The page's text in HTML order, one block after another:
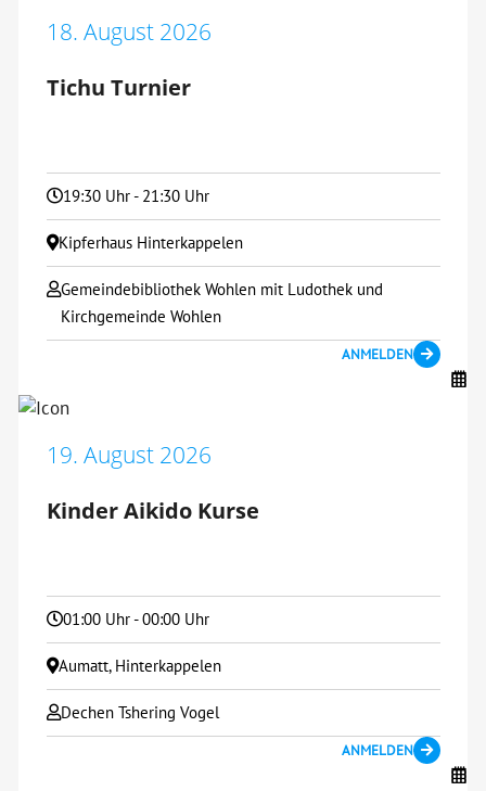
18. August 2026
Tichu Turnier
19:30 Uhr - 21:30 Uhr
Kipferhaus Hinterkappelen
Gemeindebibliothek Wohlen mit Ludothek und
Kirchgemeinde Wohlen
ANMELDEN
19. August 2026
Kinder Aikido Kurse
01:00 Uhr - 00:00 Uhr
Aumatt, Hinterkappelen
Dechen Tshering Vogel
ANMELDEN